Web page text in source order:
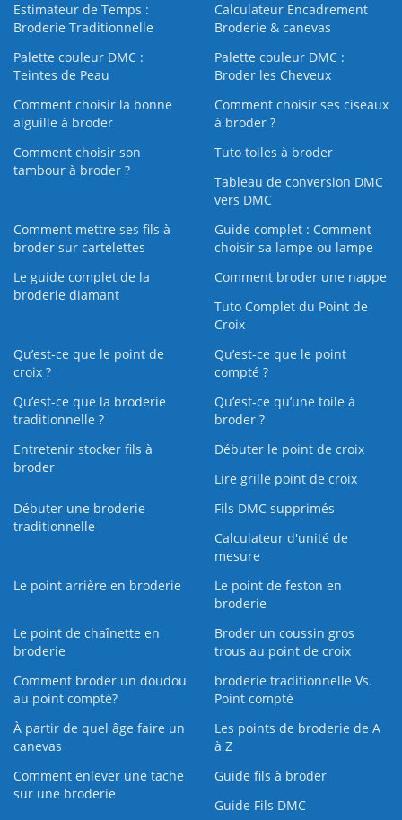
Estimateur de Temps :
Broderie Traditionnelle
Calculateur Encadrement
Broderie & canevas
Palette couleur DMC :
Teintes de Peau
Palette couleur DMC :
Broder les Cheveux
Comment choisir la bonne
aiguille à broder
Comment choisir ses ciseaux
à broder ?
Comment choisir son
tambour à broder ?
Tuto toiles à broder
Tableau de conversion DMC
vers DMC
Comment mettre ses fils à
broder sur cartelettes
Guide complet : Comment
choisir sa lampe ou lampe
Le guide complet de la
broderie diamant
Comment broder une nappe
Tuto Complet du Point de
Croix
Qu’est-ce que le point de
croix ?
Qu’est-ce que le point
compté ?
Qu’est-ce que la broderie
traditionnelle ?
Qu’est‑ce qu’une toile à
broder ?
Entretenir stocker fils à
broder
Débuter le point de croix
Lire grille point de croix
Débuter une broderie
traditionnelle
Fils DMC supprimés
Calculateur d'unité de
mesure
Le point arrière en broderie
Le point de feston en
broderie
Le point de chaînette en
broderie
Broder un coussin gros
trous au point de croix
Comment broder un doudou
au point compté?
broderie traditionnelle Vs.
Point compté
À partir de quel âge faire un
canevas
Les points de broderie de A
à Z
Comment enlever une tache
sur une broderie
Guide fils à broder
Guide Fils DMC